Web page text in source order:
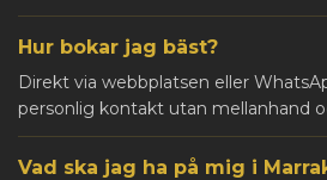
Hur bokar jag bäst?
Direkt via webbplatsen eller
personlig kontakt utan mellanhand
Vad ska jag ha på mig i